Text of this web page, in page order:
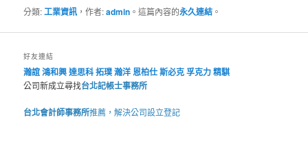
分類:工業資訊 ，作者:admin 。這篇內容的永久連結 。
好友連結
瀚誼鴻和興達思科拓璞瀚洋恩柏仕斯必克孚克力精騏
公司新成立尋找台北記帳士事務所
台北會計師事務所推薦，解決公司設立登記